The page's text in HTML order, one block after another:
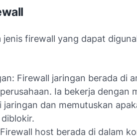
jenis firewall yang dapat
Firewall jaringan berada di
Ia bekerja dengan
jaringan dan memutuskan
host berada di dalam